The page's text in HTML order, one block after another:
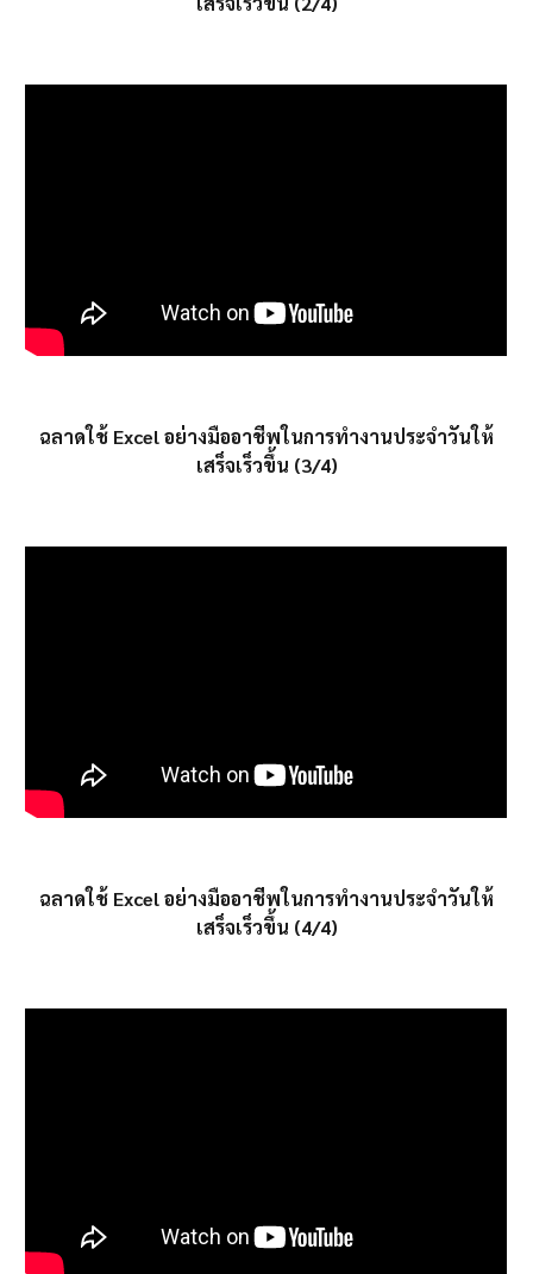
ฉลาดใช้ Excel อย่างมืออาชีพในการทำงานประจำวันให้
เสร็จเร็วขึ้น (3/4)
ฉลาดใช้ Excel อย่างมืออาชีพในการทำงานประจำวันให้
เสร็จเร็วขึ้น (4/4)